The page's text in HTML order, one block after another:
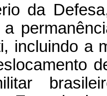
da
incluindo a